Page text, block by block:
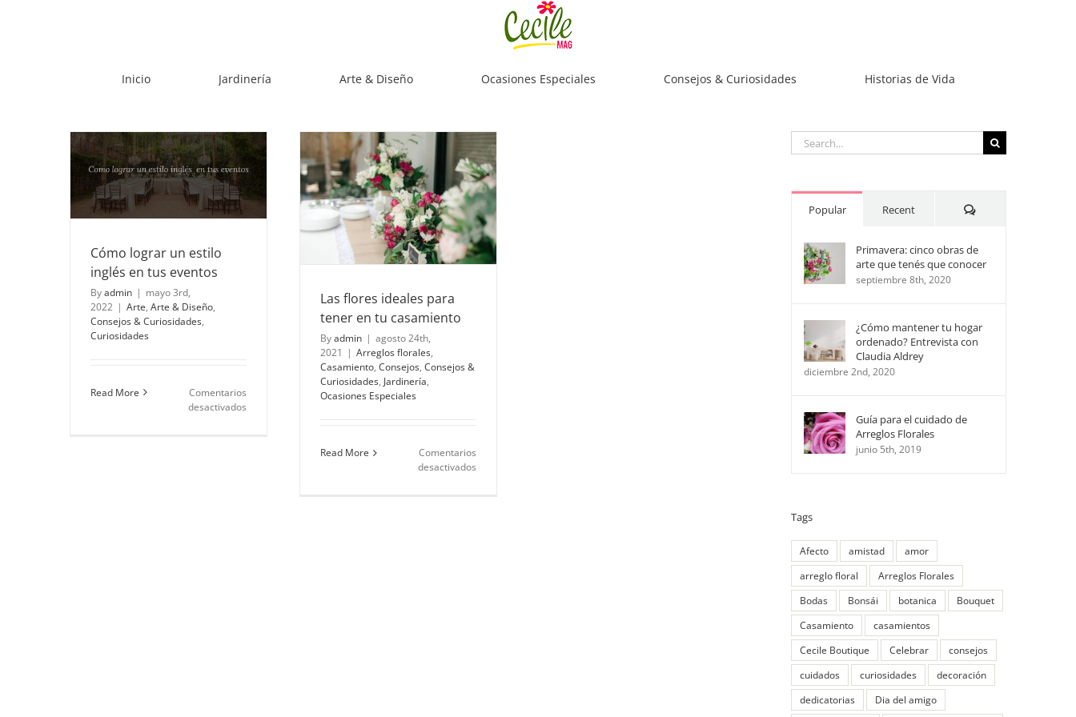
Inicio Jardinería Arte & Diseño Ocasiones Especiales Consejos & Curiosidades Historias de Vida
Cómo lograr un estilo
inglés en tus eventos
Byadmin | mayo 3rd,
2022 | Arte, Arte & Diseño,
Consejos & Curiosidades,
Curiosidades
Read More
Comentarios
desactivadosen
Las flores ideales para tener en tu
casamiento
Arreglos florales Casamiento
Jardinería
Ocasiones Especiales
Las flores ideales para
tener en tu casamiento
Byadmin | agosto 24th,
2021 | Arreglos florales,
Casamiento, Consejos, Consejos &
Curiosidades, Jardinería,
Ocasiones Especiales
Read More
Comentarios
desactivadosen
Search
for:
Popular Recent Comments
Primavera: cinco obras de
arte que tenés que conocer
septiembre 8th, 2020
¿Cómo mantener tu hogar
ordenado? Entrevista con
Claudia Aldrey
diciembre 2nd, 2020
Guía para el cuidado de
Arreglos Florales
junio 5th, 2019
Tags
Afecto amistad
amor
arreglo floral
Arreglos Florales
Bodas
Bonsái botanica
Bouquet
Casamiento
casamientos
Cecile Boutique
Celebrar
consejos
cuidados
curiosidades
decoración
dedicatorias
Dia del amigo